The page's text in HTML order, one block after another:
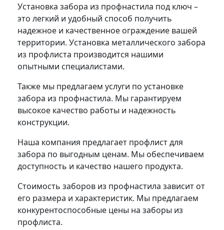
Установка забора из профнастила под ключ –
это легкий и удобный способ получить
надежное и качественное ограждение вашей
территории. Установка металлического забора
из профлиста производится нашими
опытными специалистами.
Также мы предлагаем услуги по установке
забора из профнастила. Мы гарантируем
высокое качество работы и надежность
конструкции.
Наша компания предлагает профлист для
забора по выгодным ценам. Мы обеспечиваем
доступность и качество нашего продукта.
Стоимость заборов из профнастила зависит от
его размера и характеристик. Мы предлагаем
конкурентоспособные цены на заборы из
профлиста.